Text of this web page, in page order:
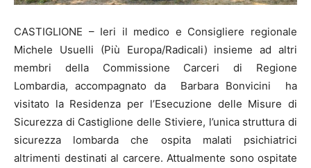
CASTIGLIONE – Ieri il medico e Consigliere regionale
Michele Usuelli (Più Europa/Radicali) insieme ad altri
membri della Commissione Carceri di Regione
Lombardia, accompagnato da Barbara Bonvicini ha
visitato la Residenza per l’Esecuzione delle Misure di
Sicurezza di Castiglione delle Stiviere, l’unica struttura di
sicurezza lombarda che ospita malati psichiatrici
altrimenti destinati al carcere. Attualmente sono ospitate